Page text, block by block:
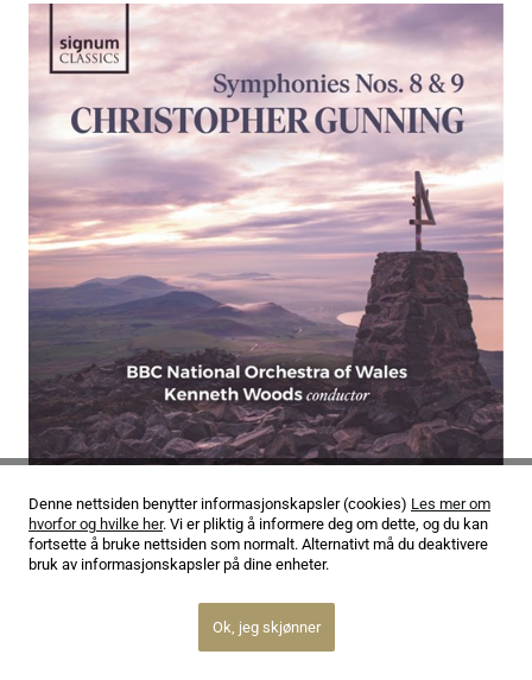
05.02.26
Christopher Gunning: He’s the Right One
Denne nettsiden benytter informasjonskapsler (cookies) Les mer om
hvorfor og hvilke her. Vi er pliktig å informere deg om dette, og du kan
fortsette å bruke nettsiden som normalt. Alternativt må du deaktivere
bruk av informasjonskapsler på dine enheter.
Ok, jeg skjønner